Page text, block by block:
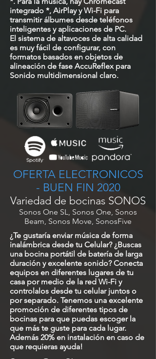
integrado *, AirPlay y Wi-Fi para
transmitir álbumes desde teléfonos
inteligentes y aplicaciones de PC.
El sistema de altavoces de alta calidad
es muy fácil de configurar, con
formatos basados en objetos de
alineación de fase AccuReflex para
Sonido multidimensional claro.
OFERTA ELECTRONICOS
- BUEN FIN 2020
Variedad de bocinas SONOS
Sonos One SL, Sonos One, Sonos
Beam, Sonos Move, SonosFive
¿Te gustaría enviar música de forma
inalámbrica desde tu Celular? ¿Buscas
una bocina portátil de batería de larga
duración y excelente sonido? Conecta
equipos en diferentes lugares de tu
casa por medio de la red Wi-Fi y
controlalos desde tu celular juntos o
por separado. Tenemos una excelente
promoción de diferentes tipos de
bocinas para que puedas escoger la
que más te guste para cada lugar.
Además 20% en instalación en caso de
que requieras ayuda!